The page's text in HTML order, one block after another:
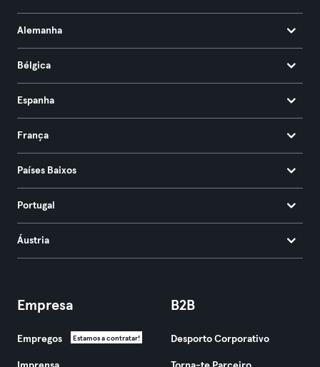
Alemanha
Bélgica
Espanha
França
Países Baixos
Portugal
Áustria
Empresa
Empregos Estamos a contratar!
B2B
Desporto Corporativo